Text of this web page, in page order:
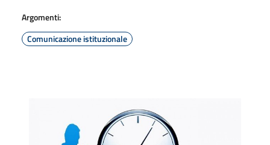
Argomenti:
Comunicazione istituzionale